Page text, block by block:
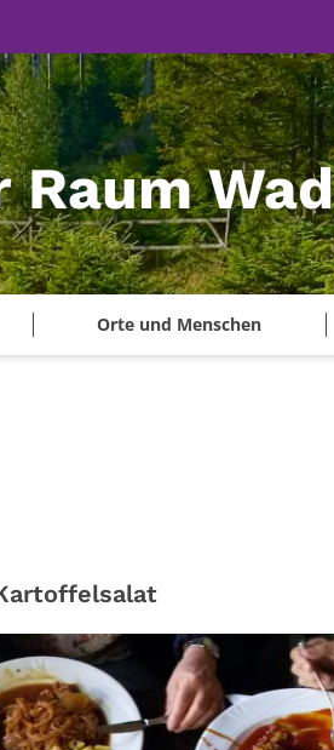
Orte und Menschen